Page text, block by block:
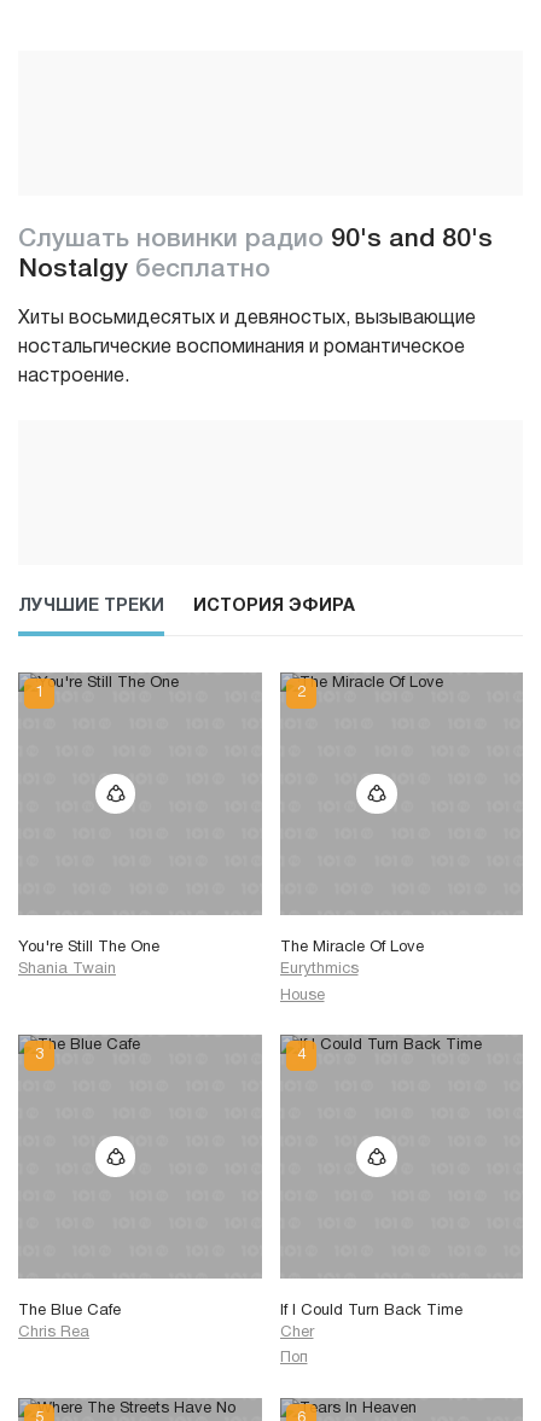
Слушать новинки радио 90's and 80's
Nostalgy бесплатно
Хиты восьмидесятых и девяностых, вызывающие
ностальгические воспоминания и романтическое
настроение.
ЛУЧШИЕ ТРЕКИ ИСТОРИЯ ЭФИРА
You're Still The One
Shania Twain
The Miracle Of Love
Eurythmics
House
The Blue Cafe
Chris Rea
If I Could Turn Back Time
Cher
Поп